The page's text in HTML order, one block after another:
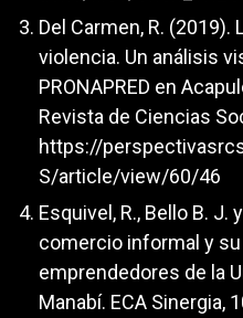
Del Carmen, R. (2019).
violencia. Un análisis
PRONAPRED en
Revista de Ciencias
https://
S/article/view/60/46
Esquivel, R., Bello B. J.
comercio informal y
emprendedores de la
Manabí. ECA Sinergia,